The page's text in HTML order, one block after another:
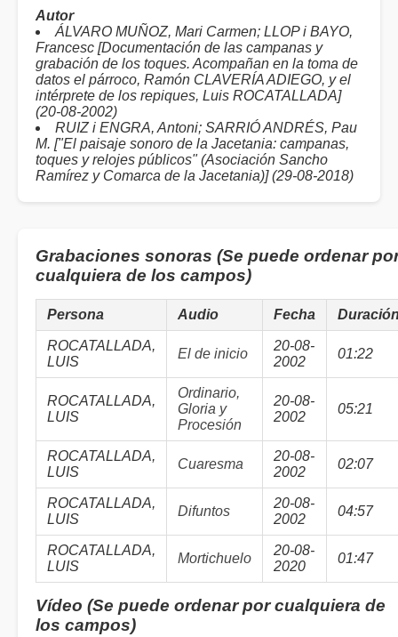
Autor
ÁLVARO MUÑOZ, Mari Carmen; LLOP i BAYO,
Francesc [Documentación de las campanas y
grabación de los toques. Acompañan en la toma de
datos el párroco, Ramón CLAVERÍA ADIEGO, y el
intérprete de los repiques, Luis ROCATALLADA]
(20-08-2002)
RUIZ i ENGRA, Antoni; SARRIÓ ANDRÉS, Pau
M. ["El paisaje sonoro de la Jacetania: campanas,
toques y relojes públicos" (Asociación Sancho
Ramírez y Comarca de la Jacetania)] (29-08-2018)
Grabaciones sonoras (Se puede ordenar
cualquiera de los campos)
Persona Audio Fecha
ROCATALLADA,
LUIS
El de inicio
20-08-
2002
01:22
ROCATALLADA,
LUIS
Ordinario,
Gloria y
Procesión
20-08-
2002
05:21
ROCATALLADA,
LUIS
Cuaresma
20-08-
2002
02:07
ROCATALLADA,
LUIS
Difuntos
20-08-
2002
04:57
ROCATALLADA,
LUIS
Mortichuelo
20-08-
2020
01:47
Vídeo (Se puede ordenar por cualquiera de
los campos)